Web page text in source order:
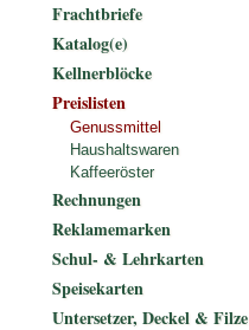
Frachtbriefe
Katalog(e)
Kellnerblöcke
Preislisten
Genussmittel
Haushaltswaren
Kaffeeröster
Rechnungen
Reklamemarken
Schul- & Lehrkarten
Speisekarten
Untersetzer, Deckel & Filze